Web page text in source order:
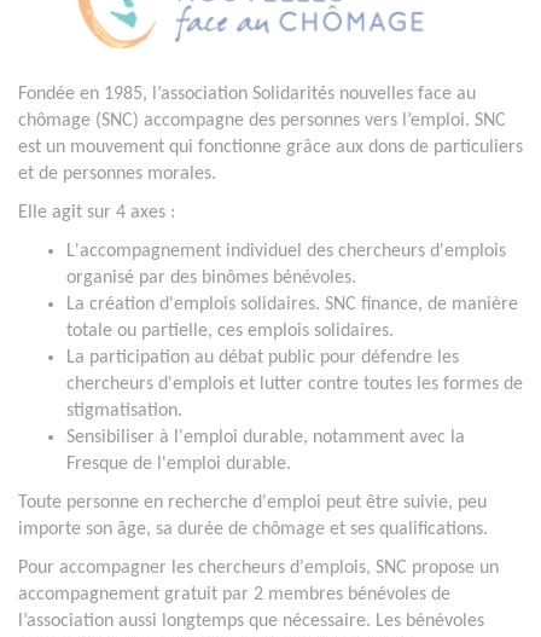
Fondée en 1985, l’association Solidarités nouvelles face au
chômage (SNC) accompagne des personnes vers l’emploi. SNC
est un mouvement qui fonctionne grâce aux dons de particuliers
et de personnes morales.
Elle agit sur 4 axes :
L'accompagnement individuel des chercheurs d'emplois
organisé par des binômes bénévoles.
La création d'emplois solidaires. SNC finance, de manière
totale ou partielle, ces emplois solidaires.
La participation au débat public pour défendre les
chercheurs d'emplois et lutter contre toutes les formes de
stigmatisation.
Sensibiliser à l'emploi durable, notamment avec la
Fresque de l'emploi durable.
Toute personne en recherche d'emploi peut être suivie, peu
importe son âge, sa durée de chômage et ses qualifications.
Pour accompagner les chercheurs d'emplois, SNC propose un
accompagnement gratuit par 2 membres bénévoles de
l’association aussi longtemps que nécessaire. Les bénévoles